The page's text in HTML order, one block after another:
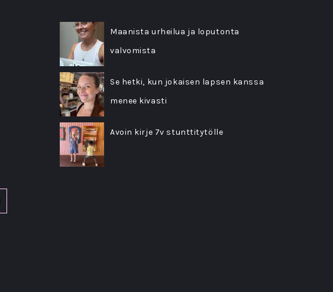
Maanista urheilua ja loputonta
valvomista
Se hetki, kun jokaisen lapsen kanssa
menee kivasti
Avoin kirje 7v stunttitytölle